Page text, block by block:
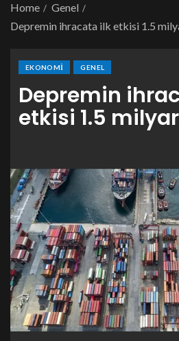
Home
Genel
Depremin ihracata ilk etkisi 1.5
EKONOMI GENEL
Depremin
etkisi 1.5